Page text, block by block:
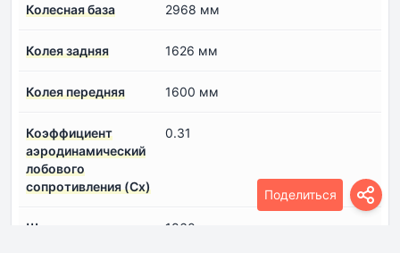
Поделиться
Колесная база 2968 мм
Колея задняя 1626 мм
Колея передняя 1600 мм
Коэффициент
аэродинамический
лобового
сопротивления (Cx)
0.31
Ширина 1860 мм